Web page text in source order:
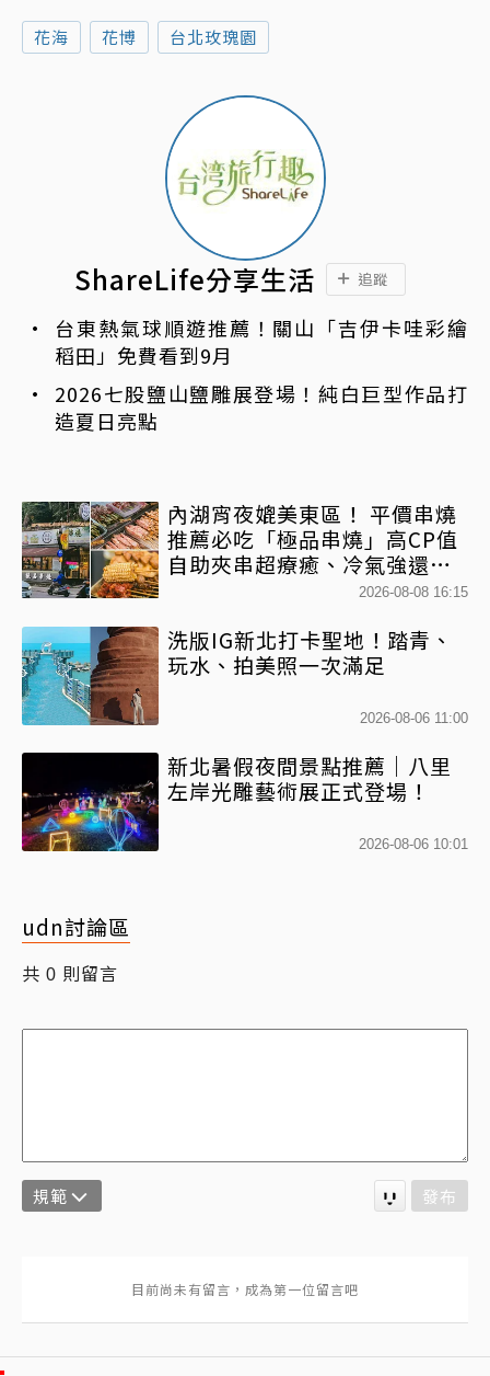
花海 花博 台北玫瑰園
ShareLife分享生活 追蹤
台東熱氣球順遊推薦！關山「吉伊卡哇彩繪
稻田」免費看到9月
2026七股鹽山鹽雕展登場！純白巨型作品打
造夏日亮點
內湖宵夜媲美東區！ 平價串燒
推薦必吃「極品串燒」高CP值
自助夾串超療癒、冷氣強還不
2026-08-08 16:15
洗版IG新北打卡聖地！踏青、
玩水、拍美照一次滿足
2026-08-06 11:00
新北暑假夜間景點推薦｜八里
左岸光雕藝術展正式登場！
2026-08-06 10:01
udn討論區
共 0 則留言
規範 發布